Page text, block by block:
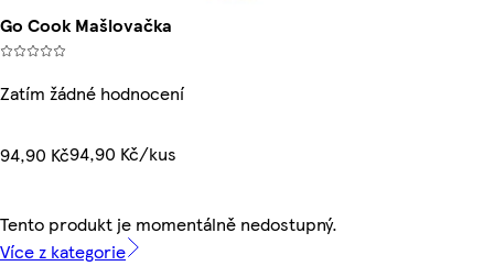
Go Cook Mašlovačka
Zatím žádné hodnocení
94,90 Kč94,90 Kč/kus
Tento produkt je momentálně nedostupný.
Více z kategorie